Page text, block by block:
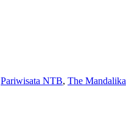
Pariwisata NTB, The Mandalika